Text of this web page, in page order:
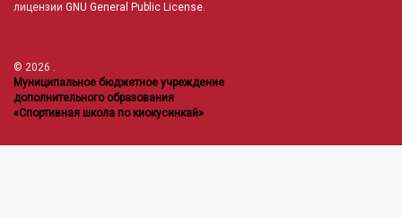
лицензии GNU General Public License.
© 2026 .
Муниципальное бюджетное учреждение
дополнительного образования
«Спортивная школа по киокусинкай»